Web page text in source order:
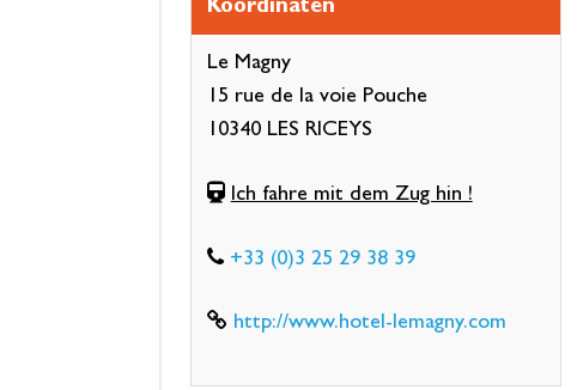
Koordinaten
Le Magny
15 rue de la voie Pouche
10340 LES RICEYS
Ich fahre mit dem Zug hin !
+33 (0)3 25 29 38 39
http://www.hotel-lemagny.com